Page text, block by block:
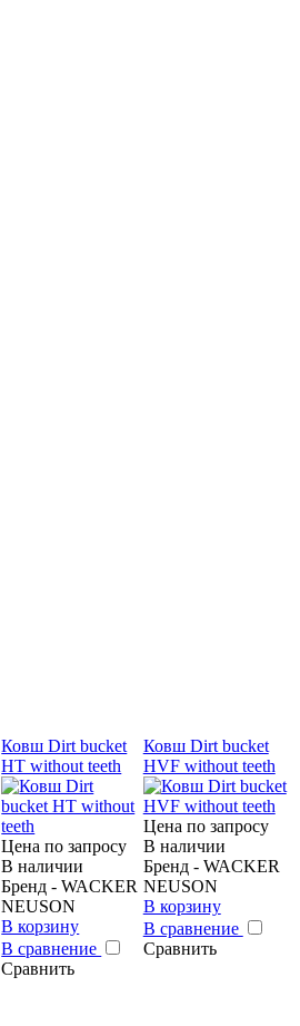
Ковш Dirt bucket
HT without teeth
Цена по запросу
В наличии
Бренд - WACKER
NEUSON
В корзину
В сравнение
Сравнить
Ковш Dirt bucket
HVF without teeth
Цена по запросу
В наличии
Бренд - WACKER
NEUSON
В корзину
В сравнение
Сравнить